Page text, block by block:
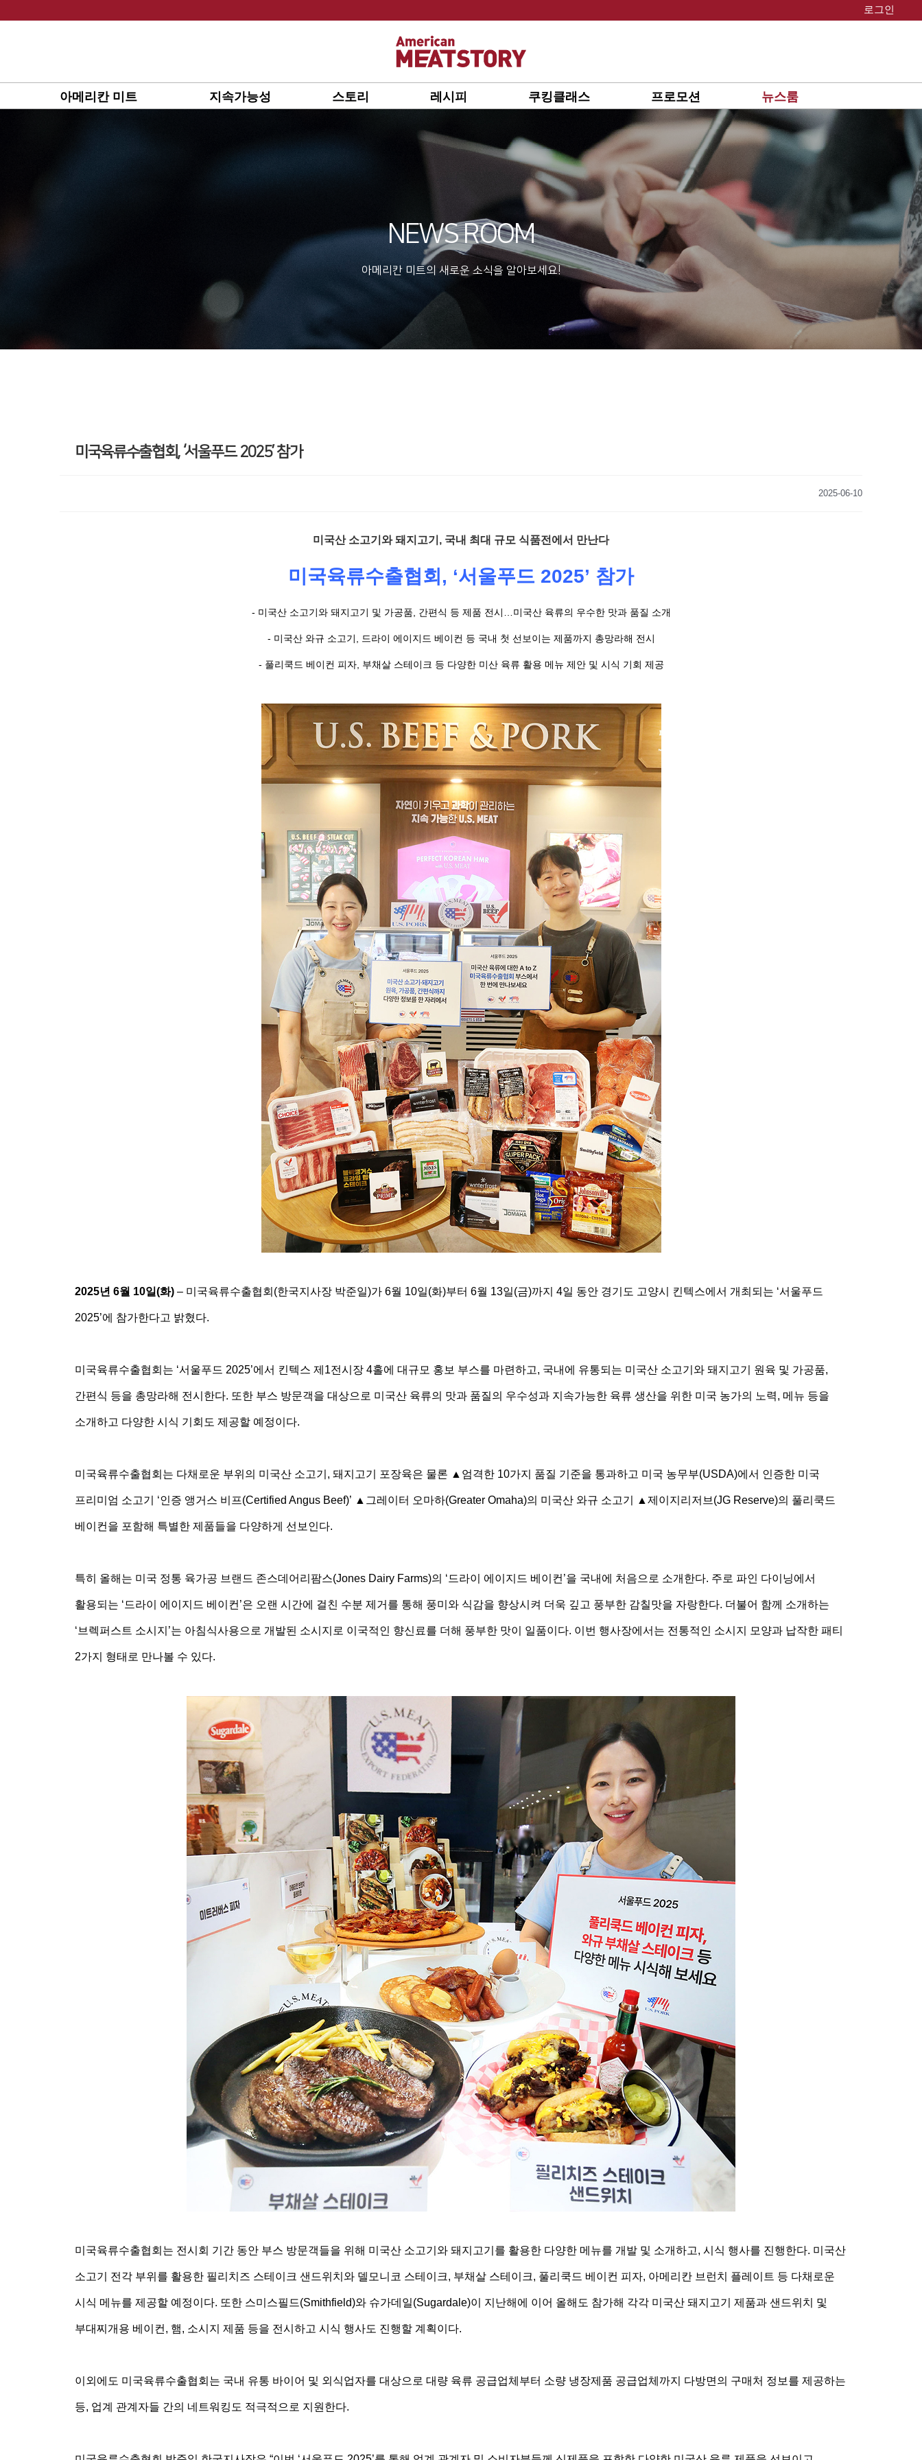
로그인
아메리칸 미트 지속가능성 스토리 레시피 쿠킹클래스 프로모션 뉴스룸
NEWS ROOM
아메리칸 미트의 새로운 소식을 알아보세요!
미국육류수출협회, ‘서울푸드 2025’ 참가
2025-06-10
미국산 소고기와 돼지고기, 국내 최대 규모 식품전에서 만난다
미국육류수출협회, ‘서울푸드 2025’ 참가
- 미국산 소고기와 돼지고기 및 가공품, 간편식 등 제품 전시…미국산 육류의 우수한 맛과 품질 소개
- 미국산 와규 소고기, 드라이 에이지드 베이컨 등 국내 첫 선보이는 제품까지 총망라해 전시
- 풀리쿡드 베이컨 피자, 부채살 스테이크 등 다양한 미산 육류 활용 메뉴 제안 및 시식 기회 제공
2025년 6월 10일(화) – 미국육류수출협회(한국지사장 박준일)가 6월 10일(화)부터 6월 13일(금)까지 4일 동안 경기도 고양시 킨텍스에서 개최되는 ‘서울푸드
2025’에 참가한다고 밝혔다.
미국육류수출협회는 ‘서울푸드 2025’에서 킨텍스 제1전시장 4홀에 대규모 홍보 부스를 마련하고, 국내에 유통되는 미국산 소고기와 돼지고기 원육 및 가공품,
간편식 등을 총망라해 전시한다. 또한 부스 방문객을 대상으로 미국산 육류의 맛과 품질의 우수성과 지속가능한 육류 생산을 위한 미국 농가의 노력, 메뉴 등을
소개하고 다양한 시식 기회도 제공할 예정이다.
미국육류수출협회는 다채로운 부위의 미국산 소고기, 돼지고기 포장육은 물론 ▲엄격한 10가지 품질 기준을 통과하고 미국 농무부(USDA)에서 인증한 미국
프리미엄 소고기 ‘인증 앵거스 비프(Certified Angus Beef)’ ▲그레이터 오마하(Greater Omaha)의 미국산 와규 소고기 ▲제이지리저브(JG Reserve)의 풀리쿡드
베이컨을 포함해 특별한 제품들을 다양하게 선보인다.
특히 올해는 미국 정통 육가공 브랜드 존스데어리팜스(Jones Dairy Farms)의 ‘드라이 에이지드 베이컨’을 국내에 처음으로 소개한다. 주로 파인 다이닝에서
활용되는 ‘드라이 에이지드 베이컨’은 오랜 시간에 걸친 수분 제거를 통해 풍미와 식감을 향상시켜 더욱 깊고 풍부한 감칠맛을 자랑한다. 더불어 함께 소개하는
‘브렉퍼스트 소시지’는 아침식사용으로 개발된 소시지로 이국적인 향신료를 더해 풍부한 맛이 일품이다. 이번 행사장에서는 전통적인 소시지 모양과 납작한 패티
2가지 형태로 만나볼 수 있다.
미국육류수출협회는 전시회 기간 동안 부스 방문객들을 위해 미국산 소고기와 돼지고기를 활용한 다양한 메뉴를 개발 및 소개하고, 시식 행사를 진행한다. 미국산
소고기 전각 부위를 활용한 필리치즈 스테이크 샌드위치와 델모니코 스테이크, 부채살 스테이크, 풀리쿡드 베이컨 피자, 아메리칸 브런치 플레이트 등 다채로운
시식 메뉴를 제공할 예정이다. 또한 스미스필드(Smithfield)와 슈가데일(Sugardale)이 지난해에 이어 올해도 참가해 각각 미국산 돼지고기 제품과 샌드위치 및
부대찌개용 베이컨, 햄, 소시지 제품 등을 전시하고 시식 행사도 진행할 계획이다.
이외에도 미국육류수출협회는 국내 유통 바이어 및 외식업자를 대상으로 대량 육류 공급업체부터 소량 냉장제품 공급업체까지 다방면의 구매처 정보를 제공하는
등, 업계 관계자들 간의 네트워킹도 적극적으로 지원한다.